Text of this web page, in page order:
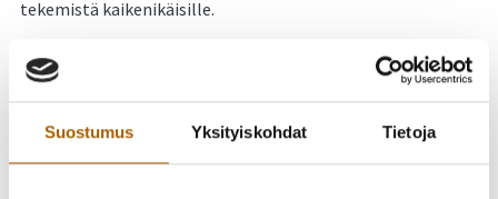
Suostumus Yksityiskohdat Tietoja
tekemistä kaikenikäisille.
Pe 23.5. klo 13–15 Kevättempaus
Kaikille avoin tapahtuma torilla ja Sekralla. Ohjelmassa
jumppaa ja pientä kilpailua, Pohteen Digi- ja Aino -
neuvontaa. Järjestäjinä Tyrnävän vanhus- ja